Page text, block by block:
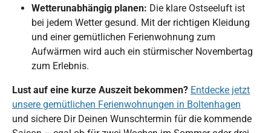
Wetterunabhängig planen: Die klare Ostseeluft ist
bei jedem Wetter gesund. Mit der richtigen Kleidung
und einer gemütlichen Ferienwohnung zum
Aufwärmen wird auch ein stürmischer Novembertag
zum Erlebnis.
Lust auf eine kurze Auszeit bekommen? Entdecke jetzt
unsere gemütlichen Ferienwohnungen in Boltenhagen
und sichere Dir Deinen Wunschtermin für die kommende